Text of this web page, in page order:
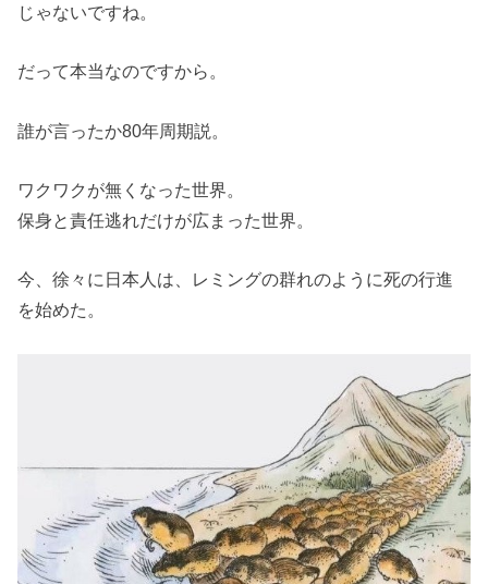
じゃないですね。
だって本当なのですから。
誰が言ったか80年周期説。
ワクワクが無くなった世界。
保身と責任逃れだけが広まった世界。
今、徐々に日本人は、レミングの群れのように死の行進
を始めた。